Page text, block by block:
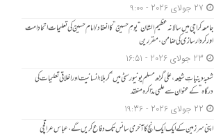
27 جولای 2026 - 9:00
جامعہ کراچی میں سالانہ عظیم الشان “یومِ حسینؑ” کا انعقاد/امام حسینؑ کی تعلیمات اتحادِ امت
اور کردار سازی کی ضامن، مقررین
23 جولای 2026 - 16:51
شعبۂ دینیاتِ شیعہ، علی گڑھ مسلم یونیورسٹی میں “کربلا؛ انسانیت اور اخلاقی تعلیمات کی
درگاہ” کے عنوان سے علمی مذاکرہ منعقد
22 جولای 2026 - 19:36
اپنی سرزمین کے ایک ایک انچ کا آخری سانس تک دفاع کریں گے، عباس عراقچی